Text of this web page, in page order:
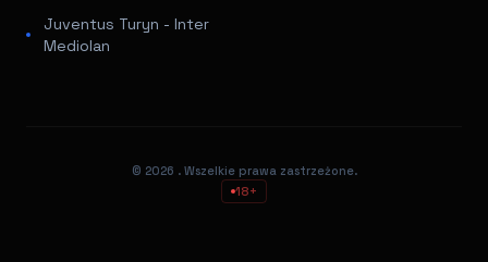
Juventus Turyn - Inter
Mediolan
© 2026 . Wszelkie prawa zastrzeżone.
18+